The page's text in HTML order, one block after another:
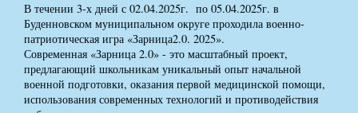
В течении 3-х дней с 02.04.2025г. по 05.04.2025г. в
Буденновском муниципальном округе проходила военно-
патриотическая игра «Зарница2.0. 2025».
Современная «Зарница 2.0» - это масштабный проект,
предлагающий школьникам уникальный опыт начальной
военной подготовки, оказания первой медицинской помощи,
использования современных технологий и противодействия